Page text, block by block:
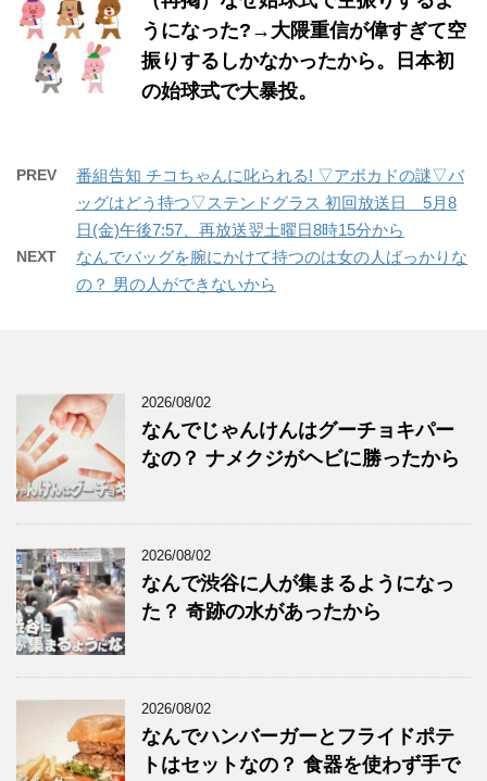
うになった?→大隈重信が偉すぎて空
振りするしかなかったから。日本初
の始球式で大暴投。
PREV
番組告知 チコちゃんに叱られる! ▽アボカドの謎▽バ
ッグはどう持つ▽ステンドグラス 初回放送日 5月8
日(金)午後7:57、再放送翌土曜日8時15分から
NEXT
なんでバッグを腕にかけて持つのは女の人ばっかりな
の？ 男の人ができないから
2026/08/02
なんでじゃんけんはグーチョキパー
なの？ ナメクジがヘビに勝ったから
2026/08/02
なんで渋谷に人が集まるようになっ
た？ 奇跡の水があったから
2026/08/02
なんでハンバーガーとフライドポテ
トはセットなの？ 食器を使わず手で